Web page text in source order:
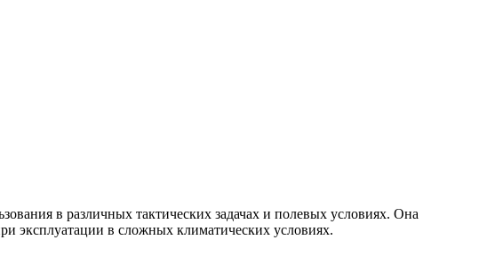
в различных тактических задачах и полевых условиях. Она
эксплуатации в сложных климатических условиях.